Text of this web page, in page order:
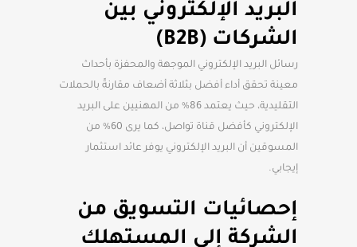
البريد الإلكتروني بين
الشركات (B2B)
رسائل البريد الإلكتروني الموجهة والمحفزة بأحداث
معينة تحقق أداء أفضل بثلاثة أضعاف مقارنةً بالحملات
التقليدية، حيث يعتمد 86% من المهنيين على البريد
الإلكتروني كأفضل قناة تواصل، كما يرى 60% من
المسوقين أن البريد الإلكتروني يوفر عائد استثمار
إيجابي.
إحصائيات التسويق من
الشركة إلى المستهلك